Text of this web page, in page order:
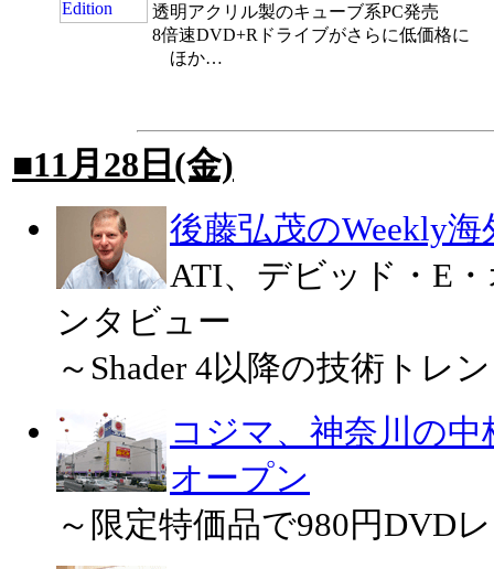
透明アクリル製のキューブ系PC発売
8倍速DVD+Rドライブがさらに低価格に
ほか…
■11月28日(金)
後藤弘茂のWeekly
ATI、デビッド・E
ンタビュー
～Shader 4以降の技術トレ
コジマ、神奈川の
オープン
～限定特価品で980円DVD